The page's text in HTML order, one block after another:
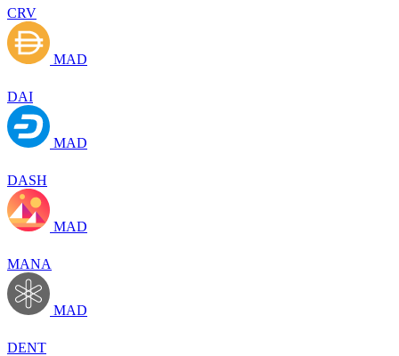
CRV
MAD
DAI
MAD
DASH
MAD
MANA
MAD
DENT